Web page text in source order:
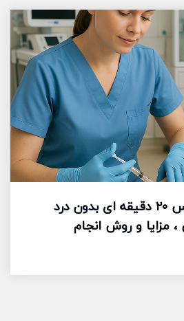
با اسکلروتراپی واریس ۲۰ دقیقه ای بدون درد
مزایا و روش انجام